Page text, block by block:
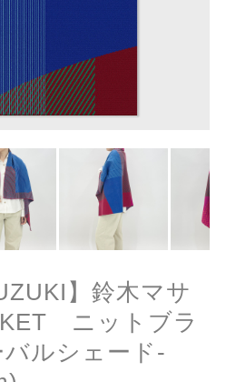
】鈴木マサ
ニットブラ
ルシェード-